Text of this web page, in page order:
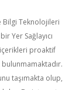
Bilgi Teknolojileri
Yer Sağlayıcı
proaktif
taşımakta olup,